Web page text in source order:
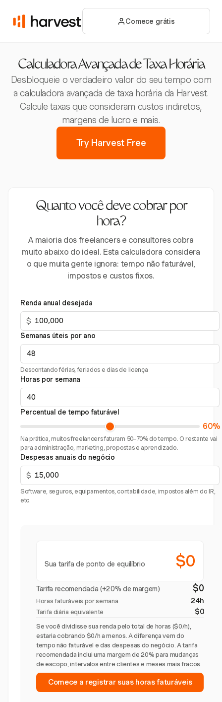
Comece grátis
Calculadora Avançada de Taxa Horária
Desbloqueie o verdadeiro valor do seu tempo com
a calculadora avançada de taxa horária da Harvest.
Calcule taxas que consideram custos indiretos,
margens de lucro e mais.
Try Harvest Free
Quanto você deve cobrar por
hora?
A maioria dos freelancers e consultores cobra
muito abaixo do ideal. Esta calculadora considera
o que muita gente ignora: tempo não faturável,
impostos e custos fixos.
Renda anual desejada
$
Semanas úteis por ano
Descontando férias, feriados e dias de licença
Horas por semana
Percentual de tempo faturável
60%
Na prática, muitos freelancers faturam 50–70% do tempo. O restante vai
para administração, marketing, propostas e aprendizado.
Despesas anuais do negócio
$
Software, seguros, equipamentos, contabilidade, impostos além do IR,
etc.
Sua tarifa de ponto de equilíbrio $0
Tarifa recomendada (+20% de margem) $0
Horas faturáveis por semana 24h
Tarifa diária equivalente $0
Se você dividisse sua renda pelo total de horas ($0/h),
estaria cobrando $0/h a menos. A diferença vem do
tempo não faturável e das despesas do negócio. A tarifa
recomendada inclui uma margem de 20% para mudanças
de escopo, intervalos entre clientes e meses mais fracos.
Comece a registrar suas horas faturáveis